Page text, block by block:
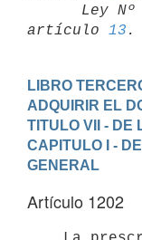
artículo 13
LIBRO
ADQUIRIR EL
TITULO VII - DE
CAPITULO I -
GENERAL
Artículo 1202